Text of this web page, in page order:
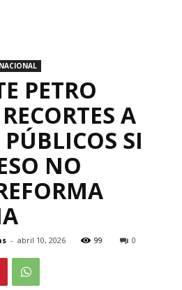
NACIONAL
PETRO
A
PÚBLICOS SI
NO
- abril 10, 2026 99 0